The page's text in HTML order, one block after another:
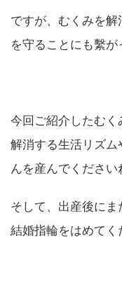
ですが、むくみを
を守ることにも繫が
今回ご紹介したむ
解消する生活リズ
んを産んでください
そして、出産後に
結婚指輪をはめてく